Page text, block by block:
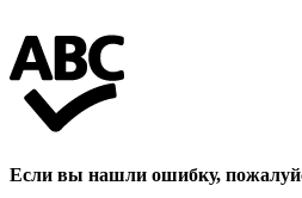
Если вы нашли ошибку,